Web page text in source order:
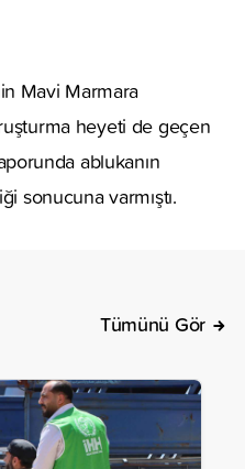
Mavi Marmara
heyeti de geçen
ablukanın
sonucuna varmıştı.
Tümünü Gör